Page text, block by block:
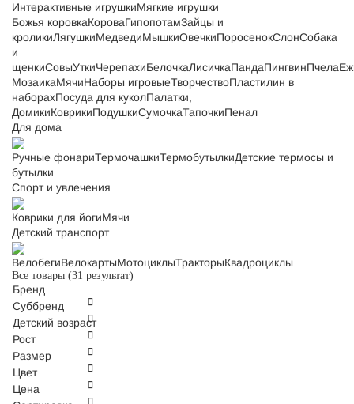
Интерактивные игрушкиМягкие игрушки
Божья коровкаКороваГипопотамЗайцы и
кроликиЛягушкиМедведиМышкиОвечкиПоросенокСлонСобака
и
щенкиСовыУткиЧерепахиБелочкаЛисичкаПандаПингвинПчела
МозаикаМячиНаборы игровыеТворчествоПластилин в
наборахПосуда для куколПалатки,
ДомикиКоврикиПодушкиСумочкаТапочкиПенал
Для дома
Ручные фонариТермочашкиТермобутылкиДетские термосы и
бутылки
Спорт и увлечения
Коврики для йогиМячи
Детский транспорт
ВелобегиВелокартыМотоциклыТракторыКвадроциклы
Все товары (31 результат)
Бренд
Суббренд
Детский возраст
Рост
Размер
Цвет
Цена